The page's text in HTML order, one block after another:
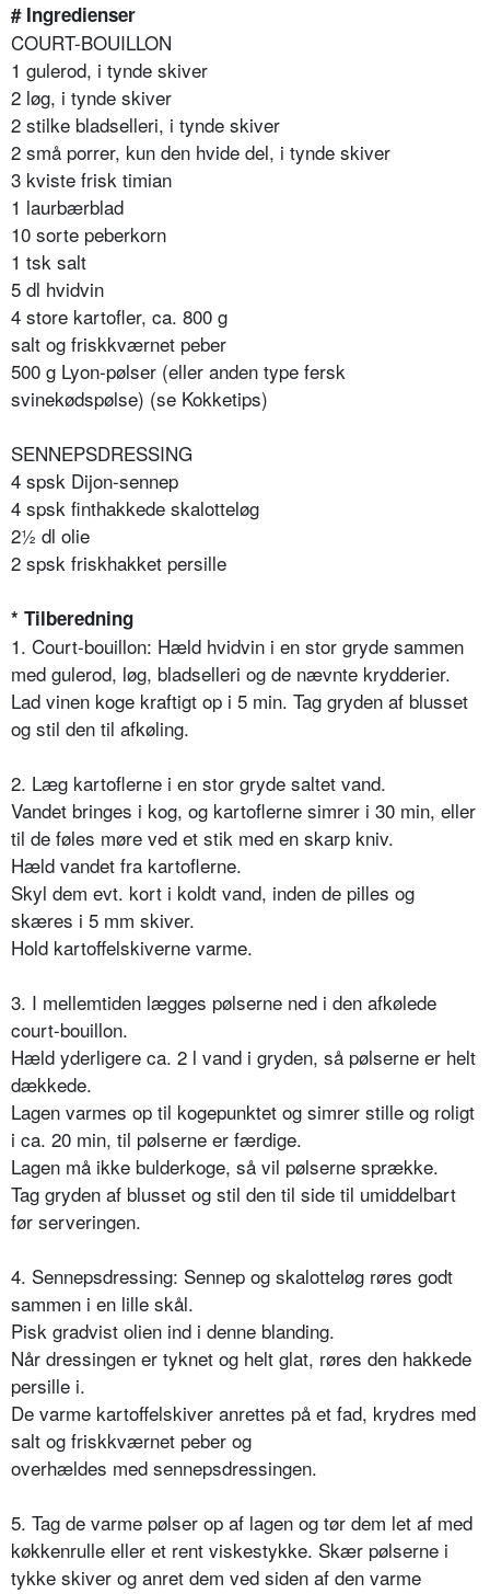
# Ingredienser
COURT-BOUILLON
1 gulerod, i tynde skiver
2 løg, i tynde skiver
2 stilke bladselleri, i tynde skiver
2 små porrer, kun den hvide del, i tynde skiver
3 kviste frisk timian
1 laurbærblad
10 sorte peberkorn
1 tsk salt
5 dl hvidvin
4 store kartofler, ca. 800 g
salt og friskkværnet peber
500 g Lyon-pølser (eller anden type fersk
svinekødspølse) (se Kokketips)
SENNEPSDRESSING
4 spsk Dijon-sennep
4 spsk finthakkede skalotteløg
2½ dl olie
2 spsk friskhakket persille
* Tilberedning
1. Court-bouillon: Hæld hvidvin i en stor gryde sammen
med gulerod, løg, bladselleri og de nævnte krydderier.
Lad vinen koge kraftigt op i 5 min. Tag gryden af blusset
og stil den til afkøling.
2. Læg kartoflerne i en stor gryde saltet vand.
Vandet bringes i kog, og kartoflerne simrer i 30 min, eller
til de føles møre ved et stik med en skarp kniv.
Hæld vandet fra kartoflerne.
Skyl dem evt. kort i koldt vand, inden de pilles og
skæres i 5 mm skiver.
Hold kartoffelskiverne varme.
3. I mellemtiden lægges pølserne ned i den afkølede
court-bouillon.
Hæld yderligere ca. 2 l vand i gryden, så pølserne er helt
dækkede.
Lagen varmes op til kogepunktet og simrer stille og roligt
i ca. 20 min, til pølserne er færdige.
Lagen må ikke bulderkoge, så vil pølserne sprække.
Tag gryden af blusset og stil den til side til umiddelbart
før serveringen.
4. Sennepsdressing: Sennep og skalotteløg røres godt
sammen i en lille skål.
Pisk gradvist olien ind i denne blanding.
Når dressingen er tyknet og helt glat, røres den hakkede
persille i.
De varme kartoffelskiver anrettes på et fad, krydres med
salt og friskkværnet peber og
overhældes med sennepsdressingen.
5. Tag de varme pølser op af lagen og tør dem let af med
køkkenrulle eller et rent viskestykke. Skær pølserne i
tykke skiver og anret dem ved siden af den varme